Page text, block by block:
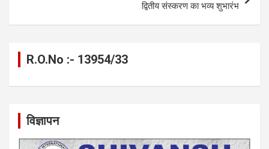
द्वितीय संस्करण का भव्य शुभारंभ
R.O.No :- 13954/33
विज्ञापन